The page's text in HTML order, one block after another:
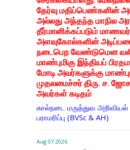
தேர்வு மதிப்பெண்களின்
அல்லது அந்தந்த மாநில
தீர்மானிக்கப்படும்
அளவுகோல்களின்
நடைபெற வேண்டுமென
மாண்புமிகு இந்தியப்
மோடி அவர்களுக்கு
முதலமைச்சர் திரு. ச.
அவர்கள் கடிதம்
கால்நடை மருத்துவ
பராமரிப்பு (BVSc & AH)
Aug 07 2026